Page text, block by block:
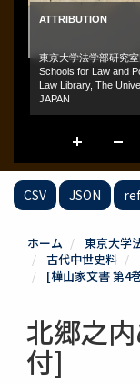
CSV JSON
ホーム
東京大学
古代中世史料
[樺山家文書 第4
北郷之
付]